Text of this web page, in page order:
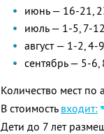
июнь — 16-21,
июль — 1-5, 7-
август — 1-2,
сентябрь — 5-
Количество мест по
В стоимость входит:
Дети до 7 лет